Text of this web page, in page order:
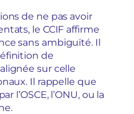
de ne pas avoir
le CCIF affirme
sans ambiguïté. Il
de
sur celle
Il rappelle que
l’OSCE, l’ONU, ou la